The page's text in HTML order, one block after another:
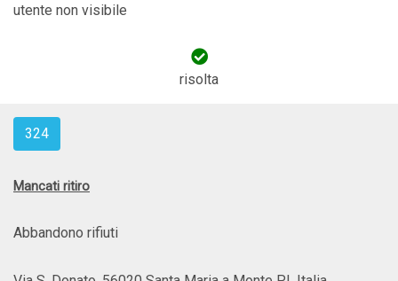
utente non visibile
risolta
324
Mancati ritiro
Abbandono rifiuti